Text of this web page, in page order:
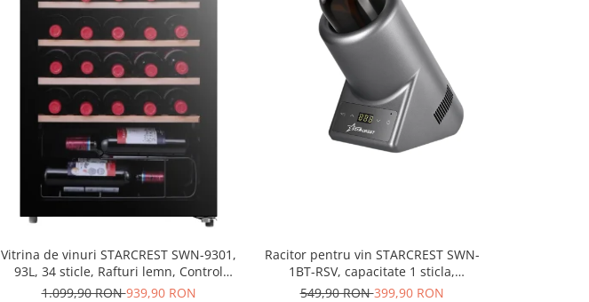
Vitrina de vinuri STARCREST SWN-9301,
93L, 34 sticle, Rafturi lemn, Control
electronic, Display, Iluminat interior
1.099,90 RON939,90 RON
Racitor pentru vin STARCREST SWN-
1BT-RSV, capacitate 1 sticla,
temperatura reglabila 5-15°C, display
549,90 RON399,90 RON